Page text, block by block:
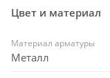
Цвет и материал
Материал арматуры
Металл